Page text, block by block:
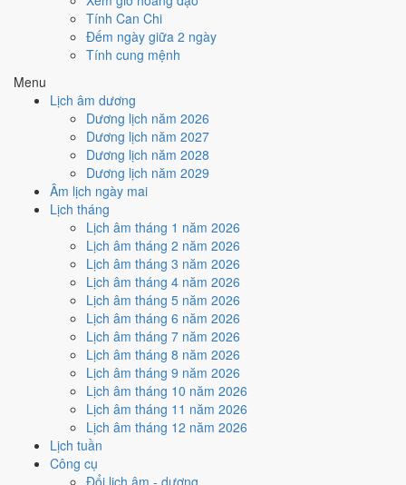
Tính Can Chi
Đếm ngày giữa 2 ngày
Tính cung mệnh
Menu
Lịch âm dương
Dương lịch năm 2026
Dương lịch năm 2027
Dương lịch năm 2028
Dương lịch năm 2029
Âm lịch ngày mai
Lịch tháng
Lịch âm tháng 1 năm 2026
Lịch âm tháng 2 năm 2026
Lịch âm tháng 3 năm 2026
Lịch âm tháng 4 năm 2026
Lịch âm tháng 5 năm 2026
Lịch âm tháng 6 năm 2026
Lịch âm tháng 7 năm 2026
Lịch âm tháng 8 năm 2026
Lịch âm tháng 9 năm 2026
Lịch âm tháng 10 năm 2026
Lịch âm tháng 11 năm 2026
Lịch âm tháng 12 năm 2026
Lịch tuần
Công cụ
Đổi lịch âm - dương
Ký hợp đồng - giao ước
Tốt
Ký hợp đồng - giao ước hôm nay ở
, nhưng Ngày Hắc Đạo kéo giảm điểm.
Cách tính ngày tốt
🏗️
Động thổ - khởi công
Trung bình
Động thổ - khởi công hôm nay ở
Ngày Hắc Đạogây bất lợi.
Cách tính ngày tốt
🏡 Nhập trạch - vào nhà mới
Trung bình
Nhập trạch - vào nhà mới hôm nay ở
Ngày Hắc Đạogây bất lợi.
Cách tính ngày tốt
Mua xe - tậu xe
Trung bình
Mua xe - tậu xe hôm nay ởmức trung bình (4/10)
Hắc Đạogây bất lợi.
Cách tính ngày tốt
Xuất hành - đi xa
Xấu
Xuất hành - đi xa hôm nay ở
Ngày Hắc Đạo